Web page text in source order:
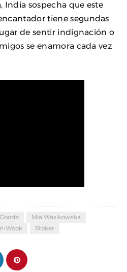
India sospecha que este
tiene segundas
de sentir indignación o
se enamora cada vez
Mia Wasikowska
Wook Stoker